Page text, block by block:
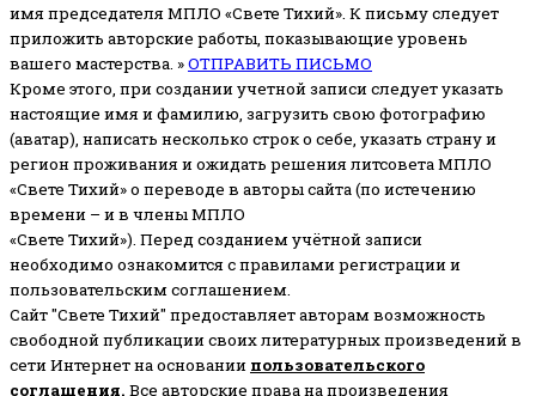
имя председателя МПЛО «Свете Тихий». К письму следует
приложить авторские работы, показывающие уровень
вашего мастерства. »ОТПРАВИТЬ ПИСЬМО
Кроме этого, при создании учетной записи следует указать
настоящие имя и фамилию, загрузить свою фотографию
(аватар), написать несколько строк о себе, указать страну и
регион проживания и ожидать решения литсовета МПЛО
«Свете Тихий» о переводе в авторы сайта (по истечению
времени – и в члены МПЛО
«Свете Тихий»). Перед созданием учётной записи
необходимо ознакомится с правилами регистрации и
пользовательским соглашением.
Сайт "Свете Тихий" предоставляет авторам возможность
свободной публикации своих литературных произведений в
сети Интернет на основании пользовательского
соглашения. Все авторские права на произведения